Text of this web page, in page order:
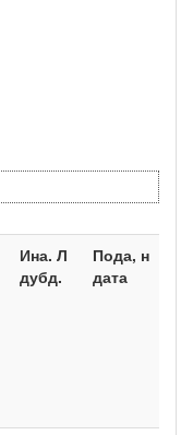
Ина. Л
дубд.
Пода, н
дата